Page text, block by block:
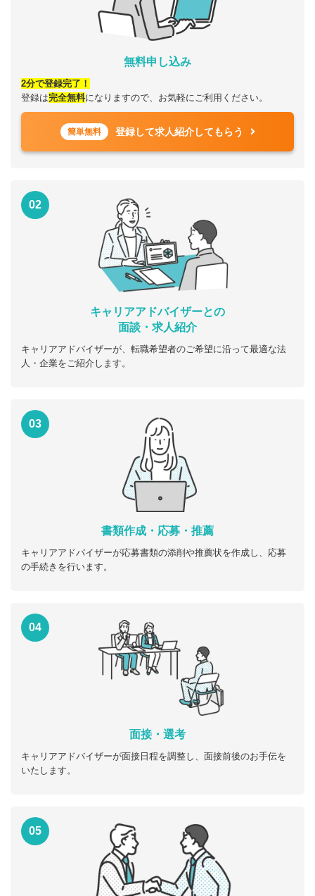
無料申し込み
2分で登録完了！
登録は完全無料になりますので、お気軽にご利用ください。
簡単無料 登録して求人紹介してもらう
02
キャリアアドバイザーとの
面談・求人紹介
キャリアアドバイザーが、転職希望者のご希望に沿って最適な法
人・企業をご紹介します。
03
書類作成・応募・推薦
キャリアアドバイザーが応募書類の添削や推薦状を作成し、応募
の手続きを行います。
04
面接・選考
キャリアアドバイザーが面接日程を調整し、面接前後のお手伝を
いたします。
05